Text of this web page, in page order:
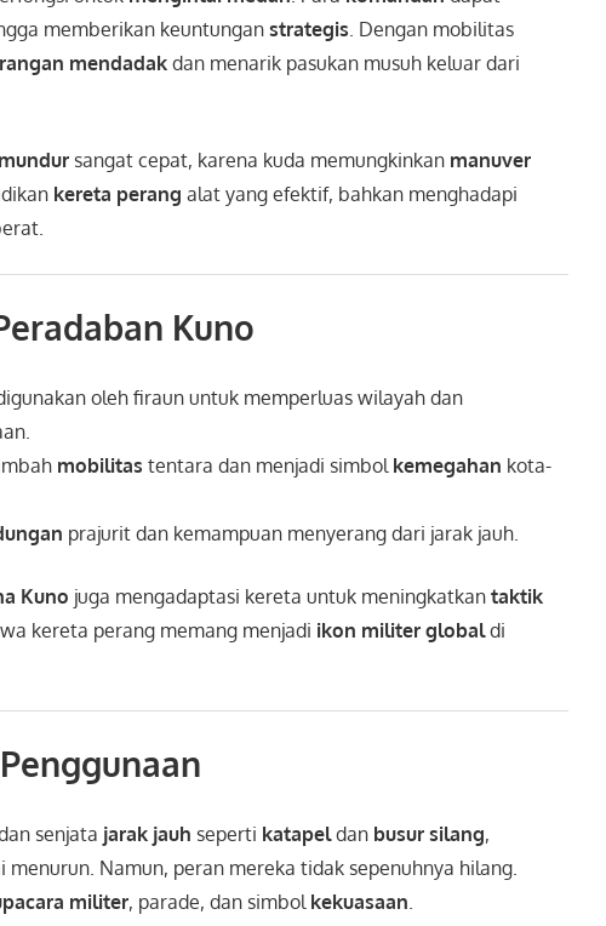
memberikan keuntunganstrategis . Dengan mobilitas
mendadak dan menarik pasukan musuh keluar dari
mundur sangat cepat, karena kuda memungkinkan manuver
kereta perang alat yang efektif, bahkan menghadapi
Kuno
oleh firaun untuk memperluas wilayah dan
mobilitas tentara dan menjadi simbol kemegahan kota-
prajurit dan kemampuan menyerang dari jarak jauh.
Kuno juga mengadaptasi kereta untuk meningkatkantaktik
kereta perang memang menjadi ikon militer globaldi
senjata jarak jauh seperti katapeldan busur silang,
Namun, peran mereka tidak sepenuhnya hilang.
militer, parade, dan simbol kekuasaan